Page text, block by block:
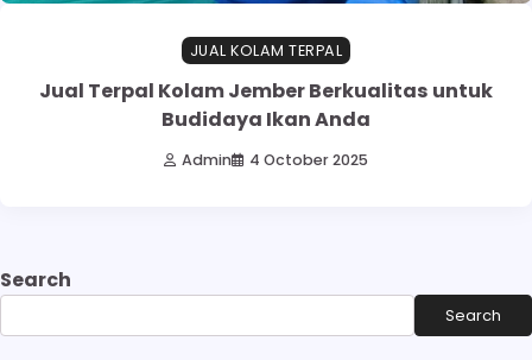
JUAL KOLAM TERPAL
Jual Terpal Kolam Jember Berkualitas untuk
Budidaya Ikan Anda
Admin 4 October 2025
Search
Search